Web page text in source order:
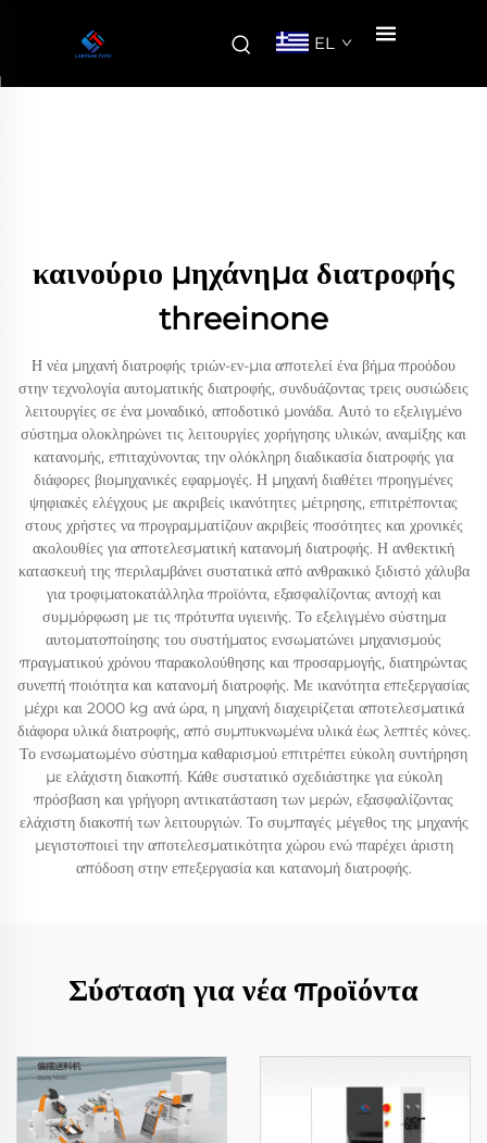
EL
καινούριο μηχάνημα διατροφής
threeinone
Η νέα μηχανή διατροφής τριών-εν-μια αποτελεί ένα βήμα προόδου
στην τεχνολογία αυτοματικής διατροφής, συνδυάζοντας τρεις ουσιώδεις
λειτουργίες σε ένα μοναδικό, αποδοτικό μονάδα. Αυτό το εξελιγμένο
σύστημα ολοκληρώνει τις λειτουργίες χορήγησης υλικών, αναμίξης και
κατανομής, επιταχύνοντας την ολόκληρη διαδικασία διατροφής για
διάφορες βιομηχανικές εφαρμογές. Η μηχανή διαθέτει προηγμένες
ψηφιακές ελέγχους με ακριβείς ικανότητες μέτρησης, επιτρέποντας
στους χρήστες να προγραμματίζουν ακριβείς ποσότητες και χρονικές
ακολουθίες για αποτελεσματική κατανομή διατροφής. Η ανθεκτική
κατασκευή της περιλαμβάνει συστατικά από ανθρακικό ξιδιστό χάλυβα
για τροφιματοκατάλληλα προϊόντα, εξασφαλίζοντας αντοχή και
συμμόρφωση με τις πρότυπα υγιεινής. Το εξελιγμένο σύστημα
αυτοματοποίησης του συστήματος ενσωματώνει μηχανισμούς
πραγματικού χρόνου παρακολούθησης και προσαρμογής, διατηρώντας
συνεπή ποιότητα και κατανομή διατροφής. Με ικανότητα επεξεργασίας
μέχρι και 2000 kg ανά ώρα, η μηχανή διαχειρίζεται αποτελεσματικά
διάφορα υλικά διατροφής, από συμπυκνωμένα υλικά έως λεπτές κόνες.
Το ενσωματωμένο σύστημα καθαρισμού επιτρέπει εύκολη συντήρηση
με ελάχιστη διακοπή. Κάθε συστατικό σχεδιάστηκε για εύκολη
πρόσβαση και γρήγορη αντικατάσταση των μερών, εξασφαλίζοντας
ελάχιστη διακοπή των λειτουργιών. Το συμπαγές μέγεθος της μηχανής
μεγιστοποιεί την αποτελεσματικότητα χώρου ενώ παρέχει άριστη
απόδοση στην επεξεργασία και κατανομή διατροφής.
Σύσταση για νέα προϊόντα